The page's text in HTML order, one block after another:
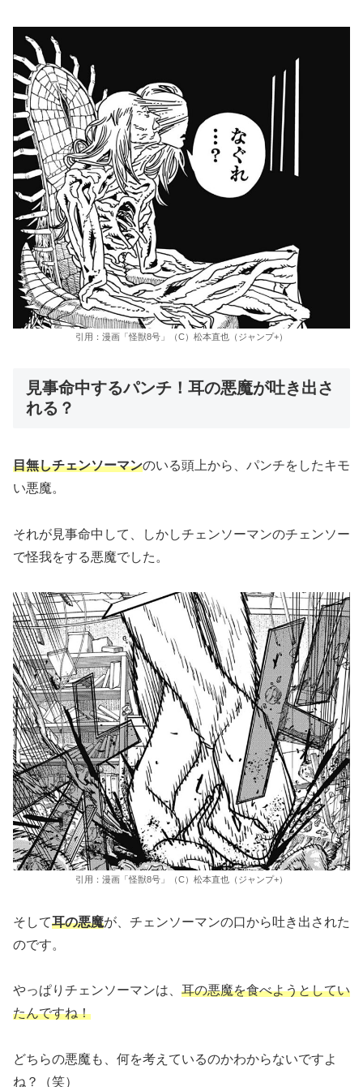
引用：漫画「怪獣8号」（C）松本直也（ジャンプ+）
見事命中するパンチ！耳の悪魔が吐き出さ
れる？
目無しチェンソーマンのいる頭上から、パンチをしたキモ
い悪魔。
それが見事命中して、しかしチェンソーマンのチェンソー
で怪我をする悪魔でした。
引用：漫画「怪獣8号」（C）松本直也（ジャンプ+）
そして耳の悪魔が、チェンソーマンの口から吐き出された
のです。
やっぱりチェンソーマンは、 耳の悪魔を食べようとしてい
たんですね！
どちらの悪魔も、何を考えているのかわからないですよ
ね？（笑）